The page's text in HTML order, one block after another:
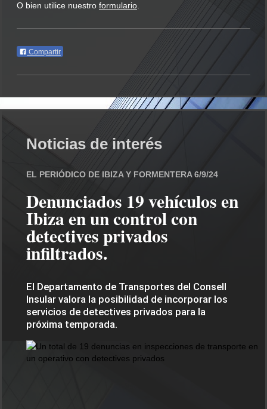
O bien utilice nuestro formulario
Compartir
Noticias de interés
EL PERIÓDICO DE IBIZA Y FORMENTERA 6/9/24
Denunciados 19 vehículos en
Ibiza en un control con
detectives privados
infiltrados.
El Departamento de Transportes del Consell
Insular valora la posibilidad de incorporar los
servicios de detectives privados para la
próxima temporada.